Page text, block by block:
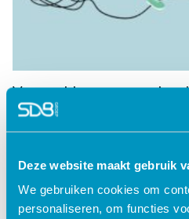
Deze website maakt gebruik
We gebruiken cookies om
personaliseren, om functies
Van probleem naar
Lees verder